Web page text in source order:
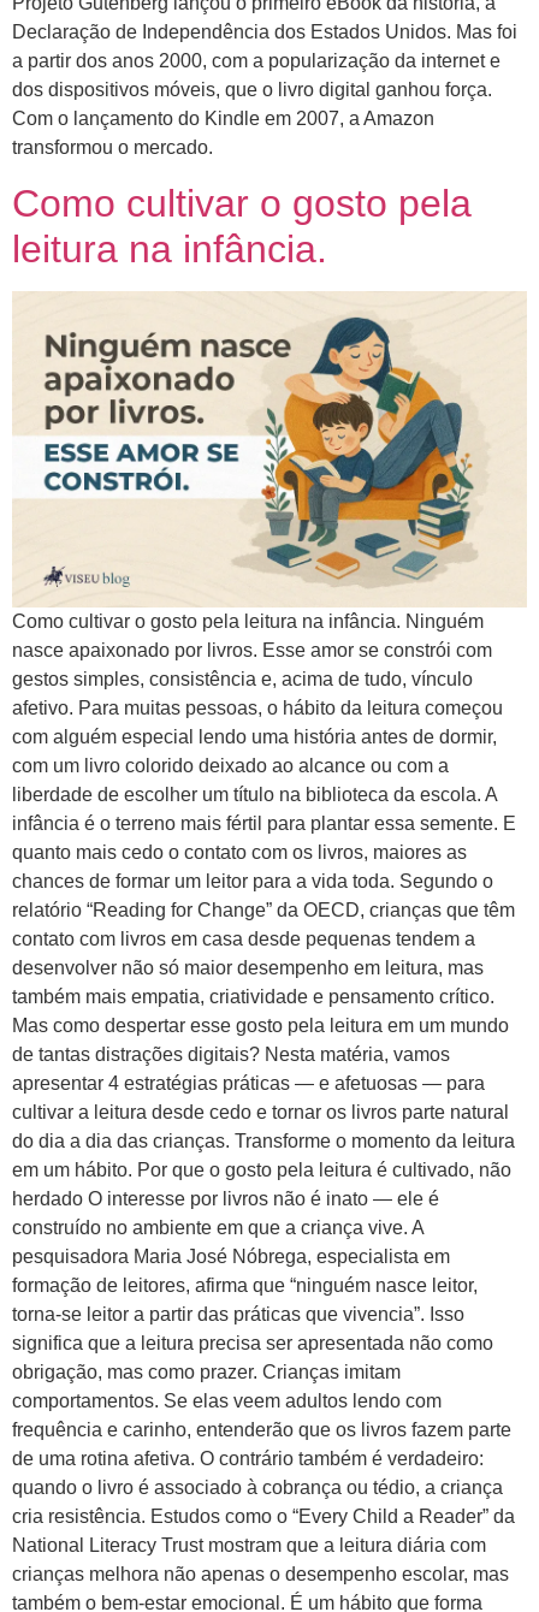
Declaração de Independência dos Estados Unidos. Mas foi
a partir dos anos 2000, com a popularização da internet e
dos dispositivos móveis, que o livro digital ganhou força.
Com o lançamento do Kindle em 2007, a Amazon
transformou o mercado.
Como cultivar o gosto pela
leitura na infância.
Como cultivar o gosto pela leitura na infância. Ninguém
nasce apaixonado por livros. Esse amor se constrói com
gestos simples, consistência e, acima de tudo, vínculo
afetivo. Para muitas pessoas, o hábito da leitura começou
com alguém especial lendo uma história antes de dormir,
com um livro colorido deixado ao alcance ou com a
liberdade de escolher um título na biblioteca da escola. A
infância é o terreno mais fértil para plantar essa semente. E
quanto mais cedo o contato com os livros, maiores as
chances de formar um leitor para a vida toda. Segundo o
relatório “Reading for Change” da OECD, crianças que têm
contato com livros em casa desde pequenas tendem a
desenvolver não só maior desempenho em leitura, mas
também mais empatia, criatividade e pensamento crítico.
Mas como despertar esse gosto pela leitura em um mundo
de tantas distrações digitais? Nesta matéria, vamos
apresentar 4 estratégias práticas — e afetuosas — para
cultivar a leitura desde cedo e tornar os livros parte natural
do dia a dia das crianças. Transforme o momento da leitura
em um hábito. Por que o gosto pela leitura é cultivado, não
herdado O interesse por livros não é inato — ele é
construído no ambiente em que a criança vive. A
pesquisadora Maria José Nóbrega, especialista em
formação de leitores, afirma que “ninguém nasce leitor,
torna-se leitor a partir das práticas que vivencia”. Isso
significa que a leitura precisa ser apresentada não como
obrigação, mas como prazer. Crianças imitam
comportamentos. Se elas veem adultos lendo com
frequência e carinho, entenderão que os livros fazem parte
de uma rotina afetiva. O contrário também é verdadeiro:
quando o livro é associado à cobrança ou tédio, a criança
cria resistência. Estudos como o “Every Child a Reader” da
National Literacy Trust mostram que a leitura diária com
crianças melhora não apenas o desempenho escolar, mas
também o bem-estar emocional. É um hábito que forma